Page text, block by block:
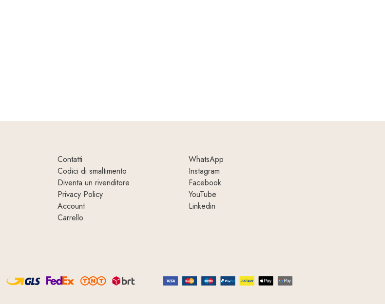
Contatti
Codici di smaltimento
Diventa un rivenditore
Privacy Policy
Account
Carrello
WhatsApp
Instagram
Facebook
YouTube
Linkedin